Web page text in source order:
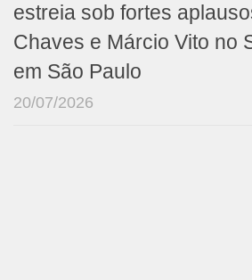
estreia sob fortes
Chaves e Márcio Vito no
em São Paulo
20/07/2026